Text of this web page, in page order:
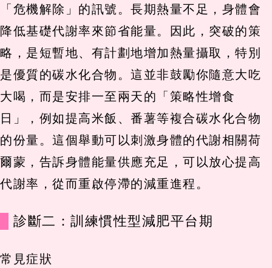
「危機解除」的訊號。長期熱量不足，身體會
降低基礎代謝率來節省能量。因此，突破的策
略，是短暫地、有計劃地增加熱量攝取，特別
是優質的碳水化合物。這並非鼓勵你隨意大吃
大喝，而是安排一至兩天的「策略性增食
日」，例如提高米飯、番薯等複合碳水化合物
的份量。這個舉動可以刺激身體的代謝相關荷
爾蒙，告訴身體能量供應充足，可以放心提高
代謝率，從而重啟停滯的減重進程。
診斷二：訓練慣性型減肥平台期
常見症狀